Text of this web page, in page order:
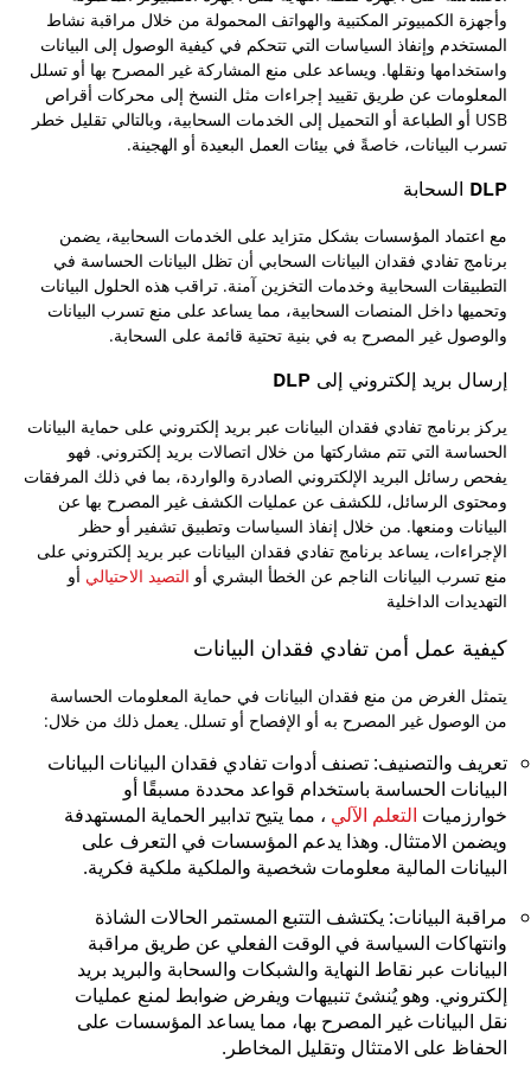
وأجهزة الكمبيوتر المكتبية والهواتف المحمولة من خلال مراقبة نشاط
المستخدم وإنفاذ السياسات التي تتحكم في كيفية الوصول إلى البيانات
واستخدامها ونقلها. ويساعد على منع المشاركة غير المصرح بها أو تسلل
المعلومات عن طريق تقييد إجراءات مثل النسخ إلى محركات أقراص
USB أو الطباعة أو التحميل إلى الخدمات السحابية، وبالتالي تقليل خطر
تسرب البيانات، خاصةً في بيئات العمل البعيدة أو الهجينة.
DLP السحابة
مع اعتماد المؤسسات بشكل متزايد على الخدمات السحابية، يضمن
برنامج تفادي فقدان البيانات السحابي أن تظل البيانات الحساسة في
التطبيقات السحابية وخدمات التخزين آمنة. تراقب هذه الحلول البيانات
وتحميها داخل المنصات السحابية، مما يساعد على منع تسرب البيانات
والوصول غير المصرح به في بنية تحتية قائمة على السحابة.
إرسال بريد إلكتروني إلى DLP
يركز برنامج تفادي فقدان البيانات عبر بريد إلكتروني على حماية البيانات
الحساسة التي تتم مشاركتها من خلال اتصالات بريد إلكتروني. فهو
يفحص رسائل البريد الإلكتروني الصادرة والواردة، بما في ذلك المرفقات
ومحتوى الرسائل، للكشف عن عمليات الكشف غير المصرح بها عن
البيانات ومنعها. من خلال إنفاذ السياسات وتطبيق تشفير أو حظر
الإجراءات، يساعد برنامج تفادي فقدان البيانات عبر بريد إلكتروني على
منع تسرب البيانات الناجم عن الخطأ البشري أو التصيد الاحتيالي أو
التهديدات الداخلية
كيفية عمل أمن تفادي فقدان البيانات
يتمثل الغرض من منع فقدان البيانات في حماية المعلومات الحساسة
من الوصول غير المصرح به أو الإفصاح أو تسلل. يعمل ذلك من خلال:
تعريف والتصنيف: تصنف أدوات تفادي فقدان البيانات البيانات
البيانات الحساسة باستخدام قواعد محددة مسبقًا أو
خوارزميات التعلم الآلي ، مما يتيح تدابير الحماية المستهدفة
ويضمن الامتثال. وهذا يدعم المؤسسات في التعرف على
البيانات المالية معلومات شخصية والملكية ملكية فكرية.
مراقبة البيانات: يكتشف التتبع المستمر الحالات الشاذة
وانتهاكات السياسة في الوقت الفعلي عن طريق مراقبة
البيانات عبر نقاط النهاية والشبكات والسحابة والبريد بريد
إلكتروني. وهو يُنشئ تنبيهات ويفرض ضوابط لمنع عمليات
نقل البيانات غير المصرح بها، مما يساعد المؤسسات على
الحفاظ على الامتثال وتقليل المخاطر.